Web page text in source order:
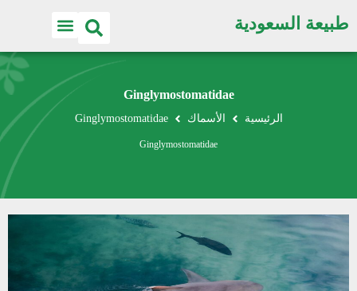
طبيعة السعودية
Ginglymostomatidae
الرئيسية الأسماك Ginglymostomatidae
Ginglymostomatidae